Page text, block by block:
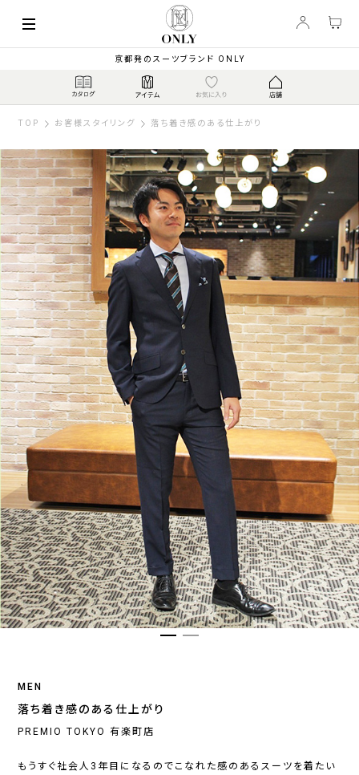
京都発のスーツブランド ONLY
TOP お客様スタイリング 落ち着き感のある仕上がり
MEN
落ち着き感のある仕上がり
PREMIO TOKYO 有楽町店
もうすぐ社会人3年目になるのでこなれた感のあるスーツを着たい